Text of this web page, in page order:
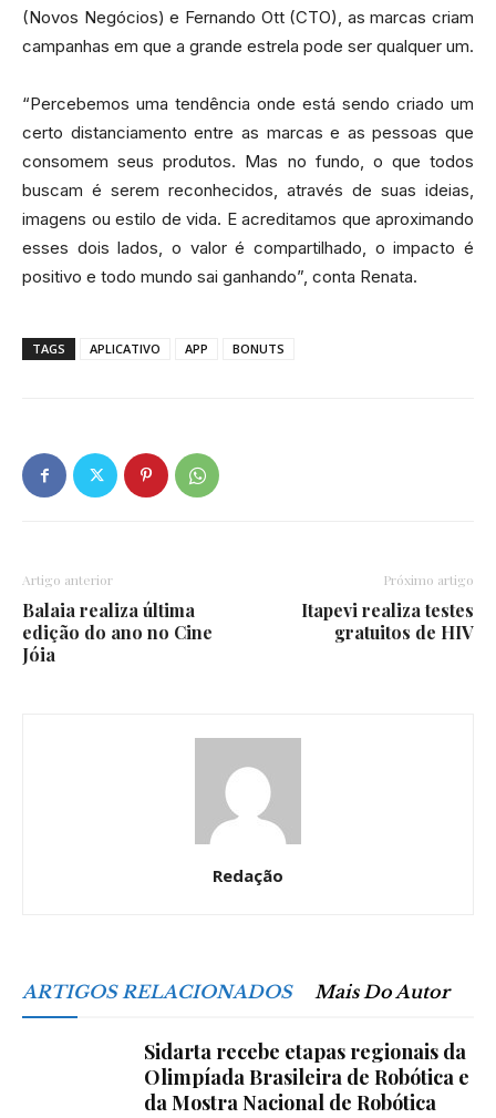
(Novos Negócios) e Fernando Ott (CTO), as marcas criam
campanhas em que a grande estrela pode ser qualquer um.
“Percebemos uma tendência onde está sendo criado um
certo distanciamento entre as marcas e as pessoas que
consomem seus produtos. Mas no fundo, o que todos
buscam é serem reconhecidos, através de suas ideias,
imagens ou estilo de vida. E acreditamos que aproximando
esses dois lados, o valor é compartilhado, o impacto é
positivo e todo mundo sai ganhando”, conta Renata.
TAGS APLICATIVO APP BONUTS
Artigo anterior
Balaia realiza última
edição do ano no Cine
Jóia
Próximo artigo
Itapevi realiza testes
gratuitos de HIV
Redação
ARTIGOS RELACIONADOS Mais Do Autor
Sidarta recebe etapas regionais da
Olimpíada Brasileira de Robótica e
da Mostra Nacional de Robótica